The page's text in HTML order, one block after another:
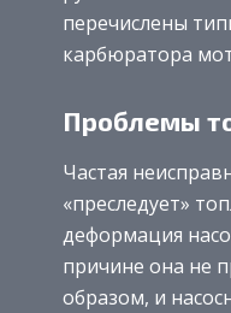
перечислены
карбюратора
Проблемы
Частая
«преследует»
деформация
причине она не
образом, и